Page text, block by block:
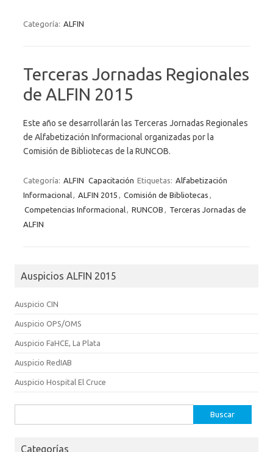
Categoría: ALFIN
Terceras Jornadas Regionales
de ALFIN 2015
Este año se desarrollarán las Terceras Jornadas Regionales
de Alfabetización Informacional organizadas por la
Comisión de Bibliotecas de la RUNCOB.
Categoría: ALFIN Capacitación Etiquetas: Alfabetización
Informacional, ALFIN 2015 , Comisión de Bibliotecas ,
Competencias Informacional, RUNCOB , Terceras Jornadas de
ALFIN
Auspicios ALFIN 2015
Auspicio CIN
Auspicio OPS/OMS
Auspicio FaHCE, La Plata
Auspicio RedIAB
Auspicio Hospital El Cruce
Categorías